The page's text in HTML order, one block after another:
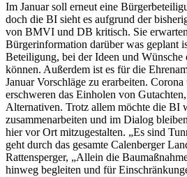
Im Januar soll erneut eine
doch die BI sieht es aufgrund der
von BMVI und DB kritisch. Sie
Bürgerinformation darüber was geplant
Beteiligung, bei der Ideen und Wünsche
können. Außerdem ist es für die
Januar Vorschläge zu erarbeiten.
erschweren das Einholen von
Alternativen. Trotz allem möchte die BI
zusammenarbeiten und im Dialog
hier vor Ort mitzugestalten. „Es sind
geht durch das gesamte Calenberger
Rattensperger, „Allein die
hinweg begleiten und für